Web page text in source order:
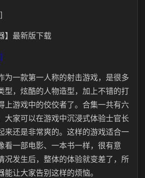
】最新版下载
为一款第一人称的射击游戏，是很多
型，炫酷的人物造型，加上不错的打
上游戏中的佼佼者了。合集一共有六
大家可以在游戏中沉浸式体验士官长
来还是非常爽的。这样的游戏适合一
看一部电影、一本书一样，很有意
况发生后，整体的体验就变差了，所
能让大家告别这样的烦恼。